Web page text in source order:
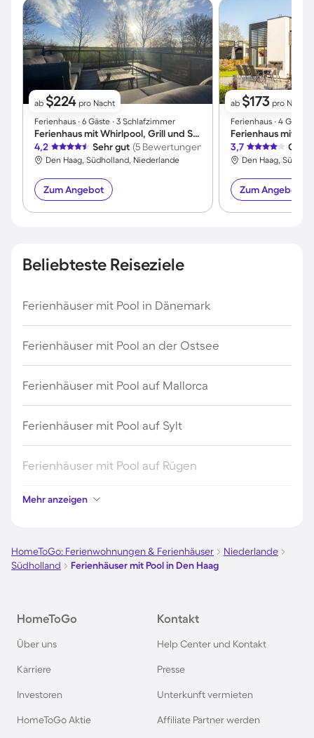
ab $224 pro Nacht
Ferienhaus ∙ 6 Gäste ∙ 3 Schlafzimmer
Ferienhaus mit Whirlpool, Grill und Sauna | Meerblick
4,2
Sehr gut (5 Bewertungen)
Den Haag, Südholland, Niederlande
Zum Angebot
ab $173 pro Nacht
Ferienhaus ∙ 4 Gäste
3,7 Gut
Den Haag,
Zum Angebot
Beliebteste Reiseziele
Ferienhäuser mit Pool in Dänemark
Ferienhäuser mit Pool an der Ostsee
Ferienhäuser mit Pool auf Mallorca
Ferienhäuser mit Pool auf Sylt
Ferienhäuser mit Pool auf Rügen
Ferienhäuser mit Pool am Gardasee
Ferienhäuser mit Pool an der Nordsee
Ferienhäuser mit Pool im Allgäu
Ferienhäuser mit Pool auf Fehmarn
Mehr anzeigen
HomeToGo: Ferienwohnungen & Ferienhäuser
Niederlande
Südholland
Ferienhäuser mit Pool in Den Haag
HomeToGo
Über uns
Karriere
Investoren
HomeToGo Aktie
Kontakt
Help Center und Kontakt
Presse
Unterkunft vermieten
Affiliate Partner werden